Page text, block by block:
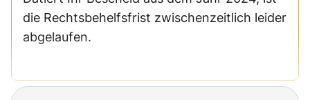
die Rechtsbehelfsfrist zwischenzeitlich leider
abgelaufen.